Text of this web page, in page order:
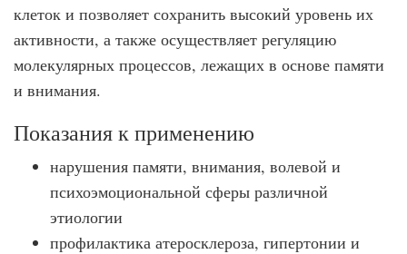
клеток и позволяет сохранить высокий уровень их
активности, а также осуществляет регуляцию
молекулярных процессов, лежащих в основе памяти
и внимания.
Показания к применению
нарушения памяти, внимания, волевой и
психоэмоциональной сферы различной
этиологии
профилактика атеросклероза, гипертонии и